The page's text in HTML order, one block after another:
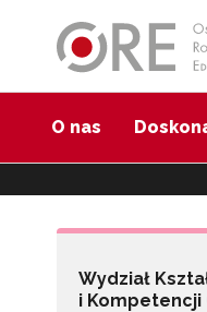
O nas
Wydział
i Kompetencji